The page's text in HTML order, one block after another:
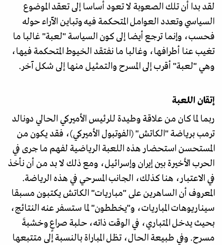
لقد بدا أن تلك الصعوبة لا تعود أساسا إلى تعقد الموضوع
السياسي وتعدد العوامل المتحكمة فيه وتباين الآراء حوله
فحسب، وإنما ترجع أيضا إلى كون السياسة "لعبة" غالبا ما
تغيب عنا أطرافها، وغالبا ما نفتقد الخيوط المتحكمة فيها،
وهي "لعبة" أقرب إلى المسرح والتمثيل منها إلى شكل آخر.
إتقان اللعبة
ربما لما كان من علاقة وطيدة للرئيس الأميركي الحالي دونالد
ترمب برياضة "الكاتش" (الفوتبول الأميركي)، فقد يكون من
المستحسن استحضار هذه اللعبة الرياضية لفهم ما جرى في
الحرب الأخيرة بين إيران وإسرائيل، ومع ذلك لا بد من أن نأخذ
في الاعتبار، هنا كذلك، الجانب المسرحي في هذه الرياضة.
المعروف أن الساهرين على "مباريات" الكاتش يكتبون مسبقا
سيناريوهات المباريات، و"يخططون" لما ستسفر عنه النتائج،
بحيث يدخل المتباري، في الوقت ذاته، حلبة صراعٍ وخشبةَ
مسرح. وفي طبيعة الحال، تظل المباراة بالنسبة إلى متتبعها